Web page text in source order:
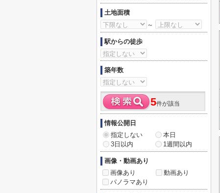
土地面積
～
駅からの徒歩
築年数
5件が該当
情報公開日
指定しない
本日
3日以内
1週間以内
画像・動画あり
画像あり
動画あり
パノラマあり